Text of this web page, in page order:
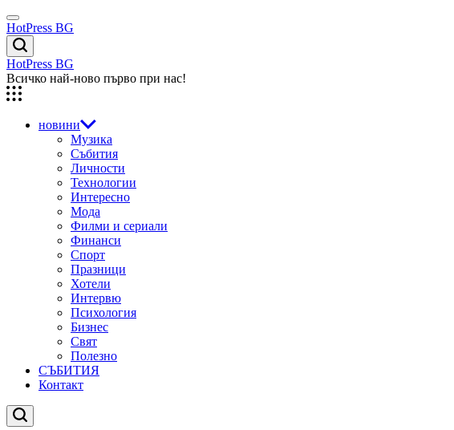
Skip
to
content
Menu
HotPress BG
Търсене
HotPress BG
Всичко най-ново първо при нас!
новини
Музика
Събития
Личности
Технологии
Интересно
Мода
Филми и сериали
Финанси
Спорт
Празници
Хотели
Интервю
Психология
Бизнес
Свят
Полезно
СЪБИТИЯ
Контакт
Търсене